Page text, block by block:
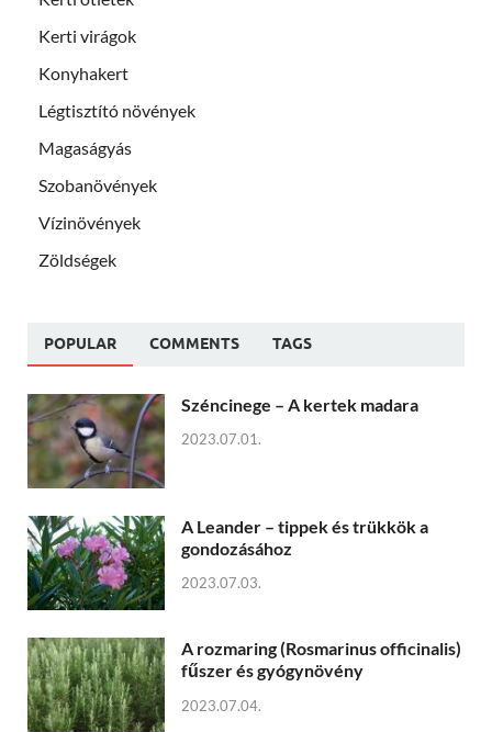
Kerti virágok
Konyhakert
Légtisztító növények
Magaságyás
Szobanövények
Vízinövények
Zöldségek
POPULAR COMMENTS TAGS
Széncinege – A kertek madara
2023.07.01.
A Leander – tippek és trükkök a
gondozásához
2023.07.03.
A rozmaring (Rosmarinus officinalis)
fűszer és gyógynövény
2023.07.04.